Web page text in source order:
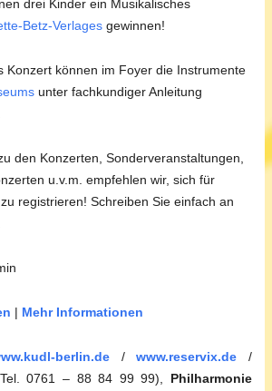
drei Kinder ein Musikalisches
Betz-Verlages gewinnen!
Konzert können im Foyer die Instrumente
unter fachkundiger Anleitung
den Konzerten, Sonderveranstaltungen,
u.v.m. empfehlen wir, sich für
registrieren! Schreiben Sie einfach an
| Mehr Informationen
berlin.de /www.reservix.de
/
0761 – 88 84 99 99), Philharmonie